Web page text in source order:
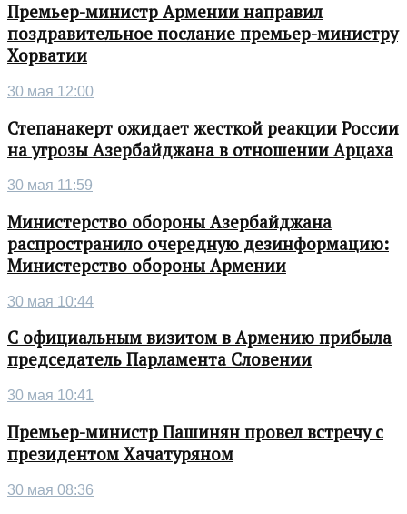
Премьер-министр Армении направил
поздравительное послание премьер-министру
Хорватии
30 мая 12:00
Степанакерт ожидает жесткой реакции России
на угрозы Азербайджана в отношении Арцаха
30 мая 11:59
Министерство обороны Азербайджана
распространило очередную дезинформацию:
Министерство обороны Армении
30 мая 10:44
С официальным визитом в Армению прибыла
председатель Парламента Словении
30 мая 10:41
Премьер-министр Пашинян провел встречу с
президентом Хачатуряном
30 мая 08:36